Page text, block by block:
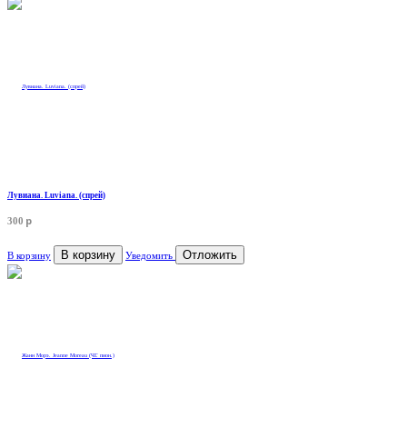
Лувиана. Luviana. (спрей)
300 p
В корзину В корзину Уведомить Отложить